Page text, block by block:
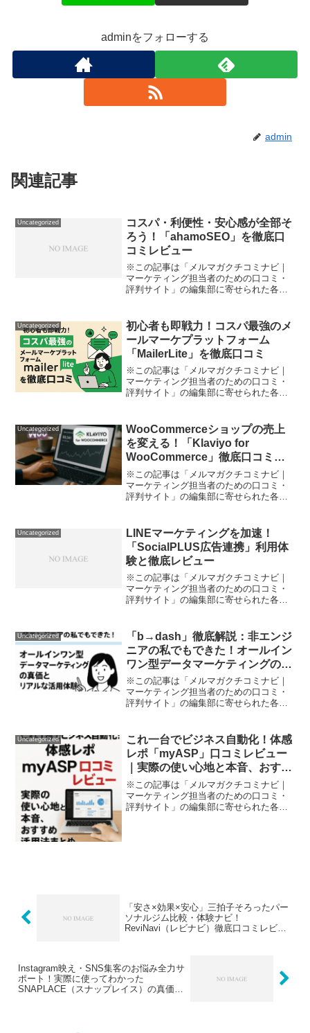
adminをフォローする
admin
関連記事
Uncategorized
コスパ・利便性・安心感が全部そ
ろう！「ahamoSEO」を徹底口
コミレビュー
※この記事は「メルマガクチコミナビ｜
マーケティング担当者のための口コミ・
評判サイト」の編集部に寄せられた各商
トでストレスを感じたくないし、できれ
ば海外でも自由に使いたい...
Uncategorized
初心者も即戦力！コスパ最強のメ
ールマーケプラットフォーム
「MailerLite」を徹底口コミ
※この記事は「メルマガクチコミナビ｜
マーケティング担当者のための口コミ・
評判サイト」の編集部に寄せられた各商
「顧客に合わせた一斉メールや自動配信
をしたいけど、どこから...
Uncategorized
WooCommerceショップの売上
を変える！「Klaviyo for
WooCommerce」徹底口コミレ
ビュー
※この記事は「メルマガクチコミナビ｜
マーケティング担当者のための口コミ・
評判サイト」の編集部に寄せられた各商
を配信してもレスポンスがいまいち…」
そんな悩み、ありませんか...
Uncategorized
LINEマーケティングを加速！
「SocialPLUS広告連携」利用体
験と徹底レビュー
※この記事は「メルマガクチコミナビ｜
マーケティング担当者のための口コミ・
評判サイト」の編集部に寄せられた各商
「SNS連携は便利と聞くが、セキュリテ
ィや運用が心配…」「L...
Uncategorized
「b→dash」徹底解説：非エンジ
ニアの私でもできた！オールイン
ワン型データマーケティングの真
価とリアルな活用体験
※この記事は「メルマガクチコミナビ｜
マーケティング担当者のための口コミ・
評判サイト」の編集部に寄せられた各商
い」「SaaS乱立で頭が痛い…」「MAツ
ールが高機能すぎて挫折...
Uncategorized
これ一台でビジネス自動化！体感
レポ「myASP」口コミレビュー
｜実際の使い心地と本音、おすす
め活用法まとめ
※この記事は「メルマガクチコミナビ｜
マーケティング担当者のための口コミ・
評判サイト」の編集部に寄せられた各商
「安さ×効果×安心」三拍子そろったパー
ソナルジム比較・体験ナビ！
ReviNavi（レビナビ）徹底口コミレビュ
Instagram映え・SNS集客のお悩み全力サ
ポート！実際に使ってわかった
SNAPLACE（スナップレイス）の真価を